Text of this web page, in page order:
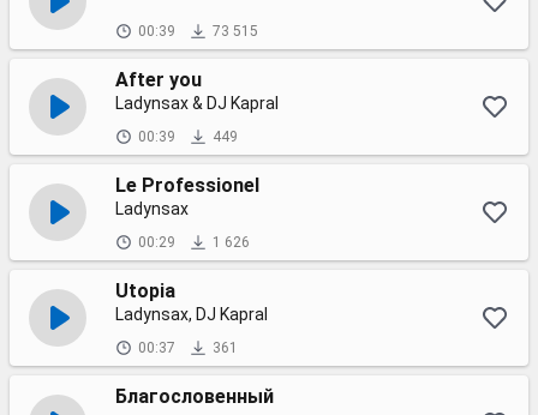
00:39 73 515
After you
Ladynsax & DJ Kapral
00:39 449
Le Professionel
Ladynsax
00:29 1 626
Utopia
Ladynsax, DJ Kapral
00:37 361
Благословенный